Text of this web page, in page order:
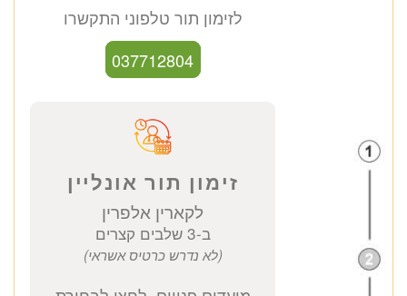
קארין אלפרין
יועצת גנטיקאית
כתובת מרפאה: קויפמן 6 תל אביב